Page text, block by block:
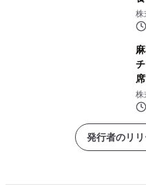
株
株
発行者のリ